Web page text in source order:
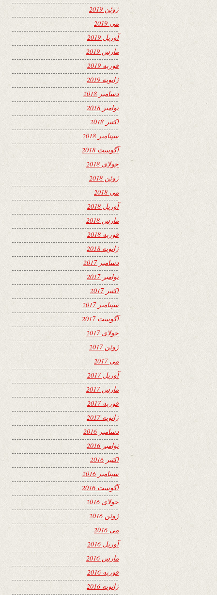
ژوئن 2019
می 2019
آوریل 2019
مارس 2019
فوریه 2019
ژانویه 2019
دسامبر 2018
نوامبر 2018
اکتبر 2018
سپتامبر 2018
آگوست 2018
جولای 2018
ژوئن 2018
می 2018
آوریل 2018
مارس 2018
فوریه 2018
ژانویه 2018
دسامبر 2017
نوامبر 2017
اکتبر 2017
سپتامبر 2017
آگوست 2017
جولای 2017
ژوئن 2017
می 2017
آوریل 2017
مارس 2017
فوریه 2017
ژانویه 2017
دسامبر 2016
نوامبر 2016
اکتبر 2016
سپتامبر 2016
آگوست 2016
جولای 2016
ژوئن 2016
می 2016
آوریل 2016
مارس 2016
فوریه 2016
ژانویه 2016